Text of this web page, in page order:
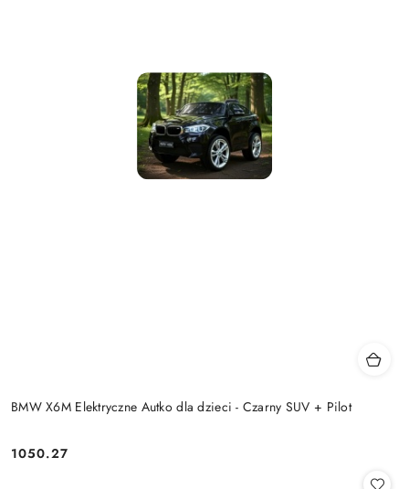
BMW X6M Elektryczne Autko dla dzieci - Czarny SUV + Pilot
Cena:
1050.27